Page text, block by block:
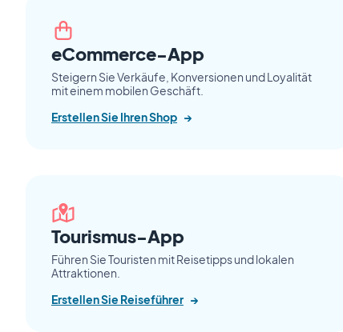
eCommerce-App
Steigern Sie Verkäufe, Konversionen und Loyalität
mit einem mobilen Geschäft.
Erstellen Sie Ihren Shop →
Tourismus-App
Führen Sie Touristen mit Reisetipps und lokalen
Attraktionen.
Erstellen Sie Reiseführer →